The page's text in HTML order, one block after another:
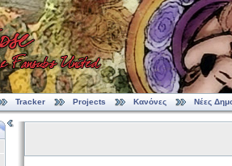
Tracker Projects Κανόνες Νέες